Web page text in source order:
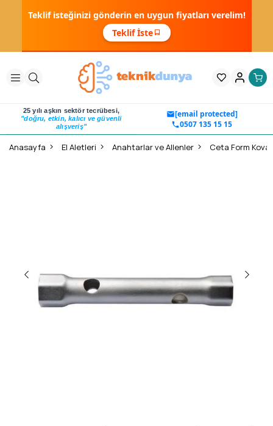
Teklif isteğinizi gönderin en uygun fiyatları verelim!
Teklif İste
25 yılı aşkın sektör tecrübesi,
"doğru, etkin, kalıcı ve güvenli
alışveriş"
[email protected]
0507 135 15 15
Anasayfa El Aletleri Anahtarlar ve Allenler